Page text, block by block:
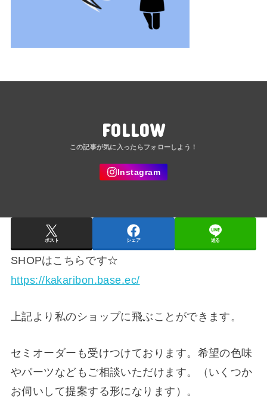
FOLLOW
ポスト シェア 送る
SHOPはこちらです☆
https://kakaribon.base.ec/
上記より私のショップに飛ぶことができます。
セミオーダーも受けつけております。希望の色味
やパーツなどもご相談いただけます。（いくつか
お伺いして提案する形になります）。